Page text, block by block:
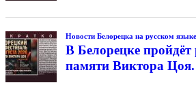
Новости Белорецка на русском языке
В Белорецке пройдёт
памяти Виктора Цоя.